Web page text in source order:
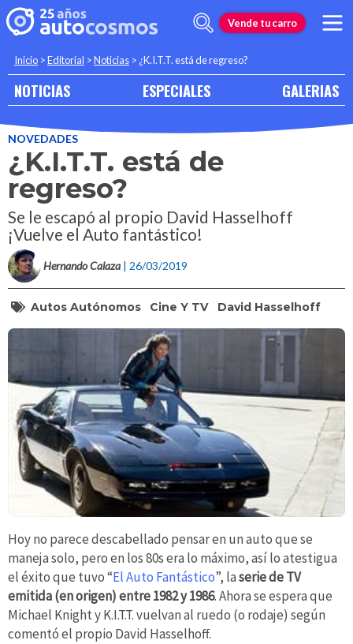
Vende tu carro
Inicio >Editorial >Noticias > ¿K.I.T.T. está de regreso?
NOTICIAS ESPECIALES GALERIAS
NOVEDADES
¿K.I.T.T. está de
regreso?
Se le escapó al propio David Hasselhoff
¡Vuelve el Auto fantástico!
Hernando Calaza | 26/03/2019
Autos Autónomos Cine Y TV David Hasselhoff
Hoy no parece descabellado pensar en un auto que se
maneja solo, pero en los 80s era lo máximo, así lo atestigua
el éxito que tuvo “El Auto Fantástico”, laserie de TV
emitida (en origen) entre 1982 y 1986. Ahora se espera que
Michael Knight y K.I.T.T. vuelvan al ruedo (o rodaje) según
comentó el propio David Hasselhoff.